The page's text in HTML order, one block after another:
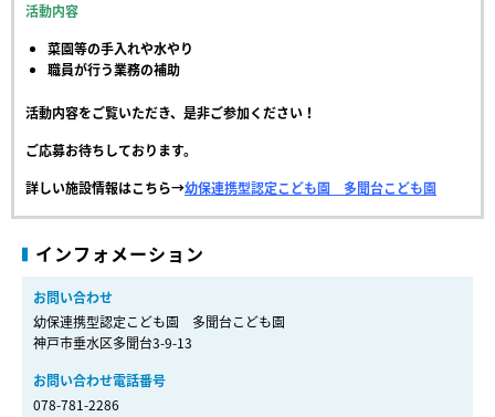
活動内容
菜園等の手入れや水やり
職員が行う業務の補助
活動内容をご覧いただき、是非ご参加ください！
ご応募お待ちしております。
詳しい施設情報はこちら→幼保連携型認定こども園 多聞台こども園
インフォメーション
お問い合わせ
幼保連携型認定こども園 多聞台こども園
神戸市垂水区多聞台3-9-13
お問い合わせ電話番号
078-781-2286